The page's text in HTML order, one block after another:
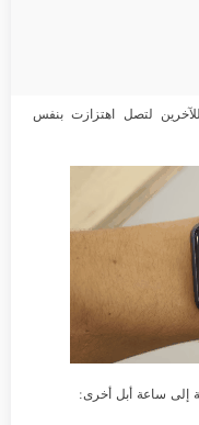
لتصل اهتزازت بنفس
إلى ساعة أبل أخرى: